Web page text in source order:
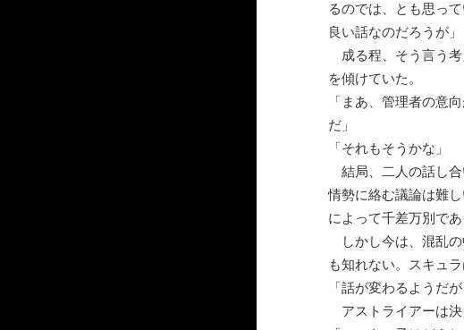
るのでは、とも思っ
良い話なのだろうが」
成る程、そう言う考
を傾けていた。
「まあ、管理者の意
だ」
「それもそうかな」
結局、二人の話し合
情勢に絡む議論は難
によって千差万別であ
しかし今は、混乱の
も知れない。スキュ
「話が変わるようだ
アストライアーは決